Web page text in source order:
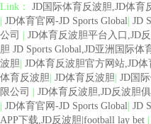
Link： JD国际体育反波胆,JD体育
JD体育官网-JD Sports Global JD
公司
JD体育反波胆平台入口,JD
胆 JD Sports Global,JD亚洲国际
波胆 JD体育反波胆官方网站,JD
体育反波胆 JD体育反波胆 JD国
限公司
JD体育反波胆,JD反波胆
JD体育官网-JD Sports Global JD
APP下载,JD反波胆|football lay bet